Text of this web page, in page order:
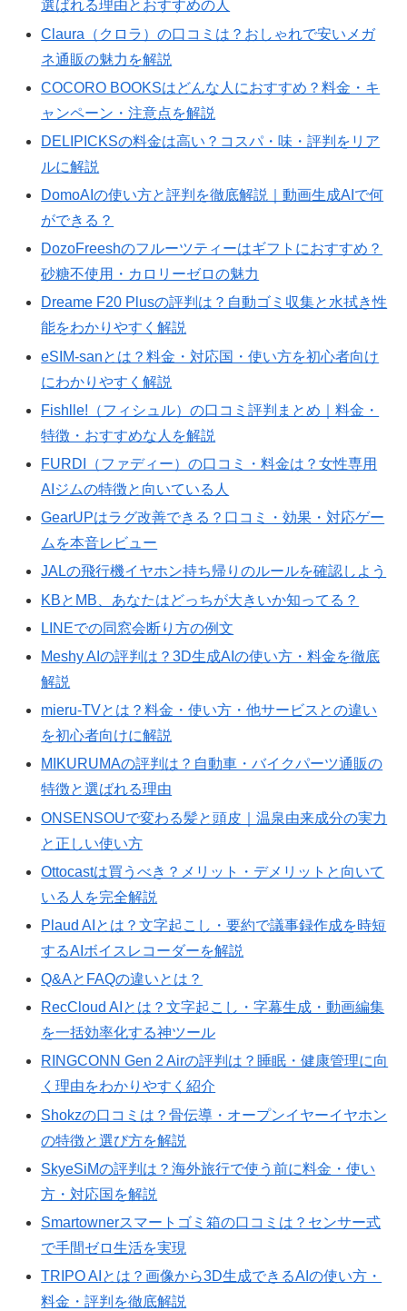
選ばれる理由とおすすめの人
Claura（クロラ）の口コミは？おしゃれで安いメガ
ネ通販の魅力を解説
COCORO BOOKSはどんな人におすすめ？料金・キ
ャンペーン・注意点を解説
DELIPICKSの料金は高い？コスパ・味・評判をリア
ルに解説
DomoAIの使い方と評判を徹底解説｜動画生成AIで何
ができる？
DozoFreeshのフルーツティーはギフトにおすすめ？
砂糖不使用・カロリーゼロの魅力
Dreame F20 Plusの評判は？自動ゴミ収集と水拭き性
能をわかりやすく解説
eSIM-sanとは？料金・対応国・使い方を初心者向け
にわかりやすく解説
Fishlle!（フィシュル）の口コミ評判まとめ｜料金・
特徴・おすすめな人を解説
FURDI（ファディー）の口コミ・料金は？女性専用
AIジムの特徴と向いている人
GearUPはラグ改善できる？口コミ・効果・対応ゲー
ムを本音レビュー
JALの飛行機イヤホン持ち帰りのルールを確認しよう
KBとMB、あなたはどっちが大きいか知ってる？
LINEでの同窓会断り方の例文
Meshy AIの評判は？3D生成AIの使い方・料金を徹底
解説
mieru-TVとは？料金・使い方・他サービスとの違い
を初心者向けに解説
MIKURUMAの評判は？自動車・バイクパーツ通販の
特徴と選ばれる理由
ONSENSOUで変わる髪と頭皮｜温泉由来成分の実力
と正しい使い方
Ottocastは買うべき？メリット・デメリットと向いて
いる人を完全解説
Plaud AIとは？文字起こし・要約で議事録作成を時短
するAIボイスレコーダーを解説
Q&AとFAQの違いとは？
RecCloud AIとは？文字起こし・字幕生成・動画編集
を一括効率化する神ツール
RINGCONN Gen 2 Airの評判は？睡眠・健康管理に向
く理由をわかりやすく紹介
Shokzの口コミは？骨伝導・オープンイヤーイヤホン
の特徴と選び方を解説
SkyeSiMの評判は？海外旅行で使う前に料金・使い
方・対応国を解説
Smartownerスマートゴミ箱の口コミは？センサー式
で手間ゼロ生活を実現
TRIPO AIとは？画像から3D生成できるAIの使い方・
料金・評判を徹底解説